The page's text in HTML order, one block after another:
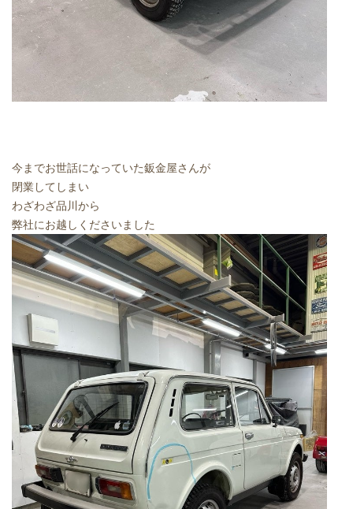
今までお世話になっていた鈑金屋さんが
閉業してしまい
わざわざ品川から
弊社にお越しくださいました